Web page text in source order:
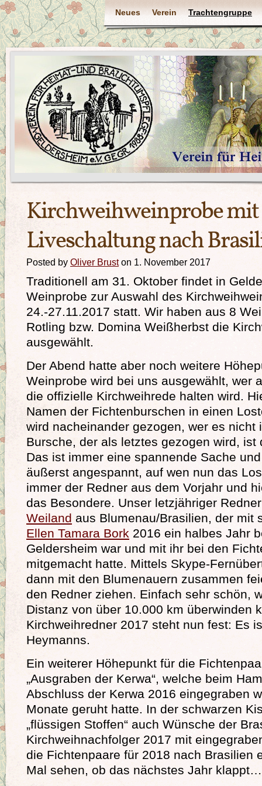
Neues Verein Trachtengruppe
Kirchweihweinprobe mit
Liveschaltung nach
Posted by Oliver Bruston 1. November 2017
Traditionell am 31. Oktober findet in
Weinprobe zur Auswahl des
24.-27.11.2017 statt. Wir haben aus 8
Rotling bzw. Domina Weißherbst die
ausgewählt.
Der Abend hatte aber noch weitere
Weinprobe wird bei uns ausgewählt, wer
die offizielle Kirchweihrede halten wird.
Namen der Fichtenburschen in einen
wird nacheinander gezogen, wer es nicht
Bursche, der als letztes gezogen wird, ist
Das ist immer eine spannende Sache
äußerst angespannt, auf wen nun das
immer der Redner aus dem Vorjahr und
das Besondere. Unser letzjähriger
Weiland aus Blumenau/Brasilien, der mit
Ellen Tamara Bork 2016 ein halbes Jahr
Geldersheim war und mit ihr bei den
mitgemacht hatte. Mittels Skype-
dann mit den Blumenauern zusammen
den Redner ziehen. Einfach sehr schön,
Distanz von über 10.000 km überwinden
Kirchweihredner 2017 steht nun fest: Es
Heymanns.
Ein weiterer Höhepunkt für die
„Ausgraben der Kerwa“, welche beim
Abschluss der Kerwa 2016 eingegraben
Monate geruht hatte. In der schwarzen
„flüssigen Stoffen“ auch Wünsche der
Kirchweihnachfolger 2017 mit
die Fichtenpaare für 2018 nach Brasilien
Mal sehen, ob das nächstes Jahr klappt…